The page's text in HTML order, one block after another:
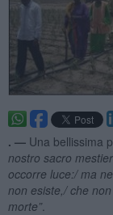
. — Una bellissima
nostro sacro
occorre luce:/ ma
non esiste,/ che
morte”.